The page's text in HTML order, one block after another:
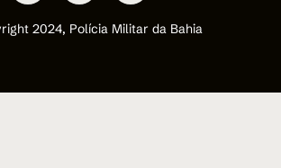
2024, Polícia Militar da Bahia